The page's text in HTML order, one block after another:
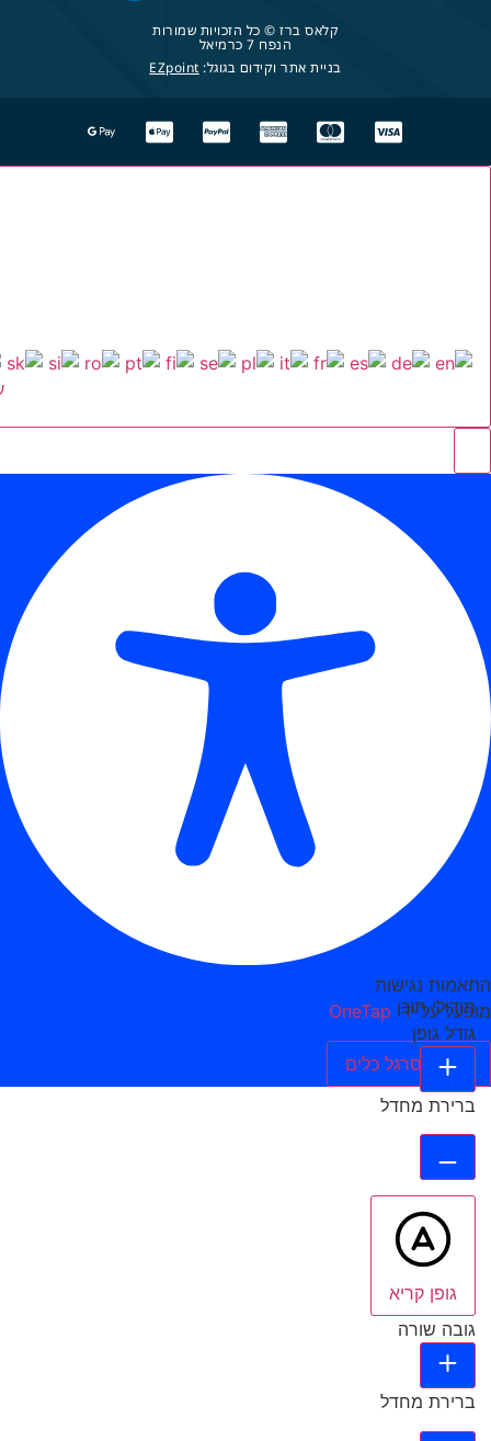
קלאס ברז © כל הזכויות שמורות
הנפח 7 כרמיאל
בניית אתר וקידום בגוגל: EZpoint
התאמות נגישות
מופעל על ידי OneTap
הסתר סרגל כלים
מודולי תוכן
גודל גופן
ברירת מחדל
גופן קריא
גובה שורה
ברירת מחדל